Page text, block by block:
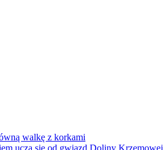
walkę z korkami
uczą się od gwiazd Doliny Krzemowej